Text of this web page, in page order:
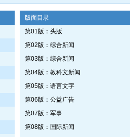
版面目录
第01版：头版
第02版：综合新闻
第03版：综合新闻
第04版：教科文新闻
第05版：语言文字
第06版：公益广告
第07版：军事
第08版：国际新闻